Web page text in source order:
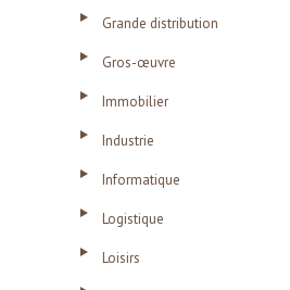
Grande distribution
Gros-œuvre
Immobilier
Industrie
Informatique
Logistique
Loisirs